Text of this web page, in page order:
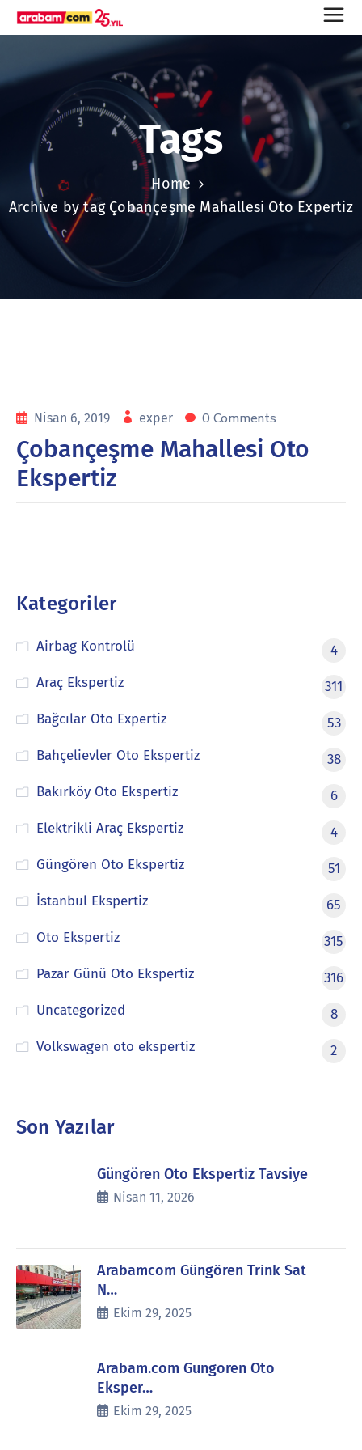
Tags
Home
Archive by tag Çobançeşme Mahallesi Oto Expertiz
Nisan 6, 2019 exper 0 Comments
Çobançeşme Mahallesi Oto
Ekspertiz
Kategoriler
Airbag Kontrolü
4
Araç Ekspertiz
311
Bağcılar Oto Expertiz
53
Bahçelievler Oto Ekspertiz
38
Bakırköy Oto Ekspertiz
6
Elektrikli Araç Ekspertiz
4
Güngören Oto Ekspertiz
51
İstanbul Ekspertiz
65
Oto Ekspertiz
315
Pazar Günü Oto Ekspertiz
316
Uncategorized
8
Volkswagen oto ekspertiz
2
Son Yazılar
Güngören Oto Ekspertiz Tavsiye
Nisan 11, 2026
Arabamcom Güngören Trink Sat
N…
Ekim 29, 2025
Arabam.com Güngören Oto
Eksper…
Ekim 29, 2025